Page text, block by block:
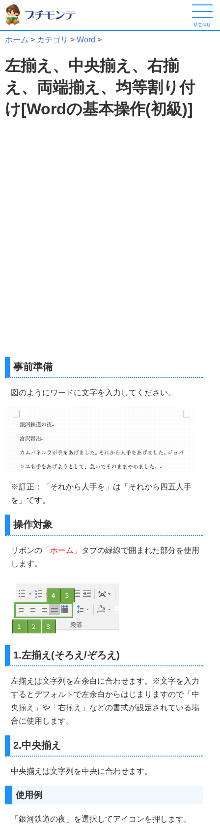
MENU
ホーム > カテゴリ > Word >
左揃え、中央揃え、右揃
え、両端揃え、均等割り付
け[Wordの基本操作(初級)]
事前準備
図のようにワードに文字を入力してください。
※訂正：「それから人手を」は「それから四五人手
を」です。
操作対象
リボンの 「ホーム」
タブの緑線で囲まれた部分を使用
します。
1.左揃え(そろえ/ぞろえ)
左揃えは文字列を左余白に合わせます。※文字を入力
するとデフォルトで左余白からはじまりますので「中
央揃え」や「右揃え」などの書式が設定されている場
合に使用します。
2.中央揃え
中央揃えは文字列を中央に合わせます。
使用例
「銀河鉄道の夜」を選択してアイコンを押します。